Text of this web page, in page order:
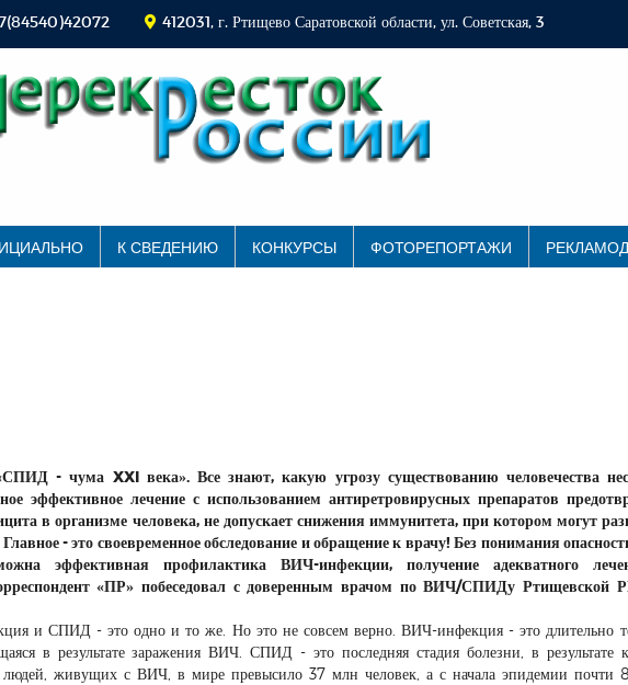
412031, г. Ртищево Саратовской области, ул. Советская, 3
К СВЕДЕНИЮ КОНКУРСЫ ФОТОРЕПОРТАЖИ
- чума XXI века». Все знают, какую угрозу существованию человечества
эффективное лечение с использованием антиретровирусных препаратов
в организме человека, не допускает снижения иммунитета, при котором могут
- это своевременное обследование и обращение к врачу! Без понимания
эффективная профилактика ВИЧ-инфекции, получение адекватного
«ПР» побеседовал с доверенным врачом по ВИЧ/СПИДу Ртищевской
и СПИД - это одно и то же. Но это не совсем верно. ВИЧ-инфекция - это длительно
в результате заражения ВИЧ. СПИД - это последняя стадия болезни, в результате
людей, живущих с ВИЧ, в мире превысило 37 млн человек, а с начала эпидемии почти